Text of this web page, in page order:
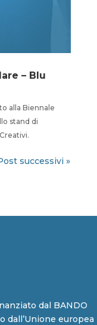
– Blu
alla Biennale
stand di
successivi »
dal BANDO
dall’Unione europea